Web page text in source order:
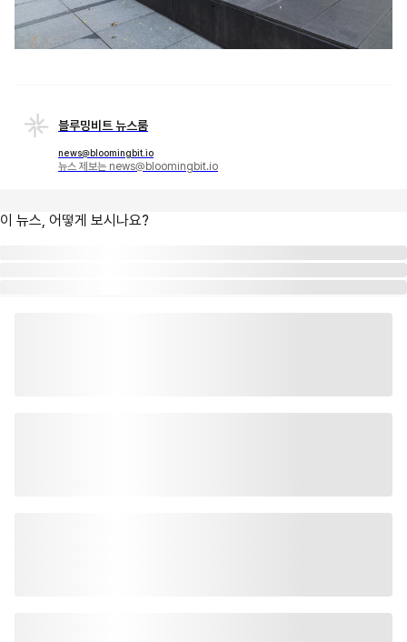
블루밍비트 뉴스룸
news@bloomingbit.io
뉴스 제보는 news@bloomingbit.io
이 뉴스, 어떻게 보시나요?